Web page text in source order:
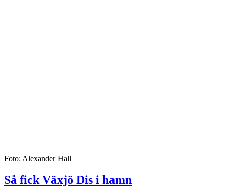
Foto: Alexander Hall
Så fick Växjö Dis i hamn